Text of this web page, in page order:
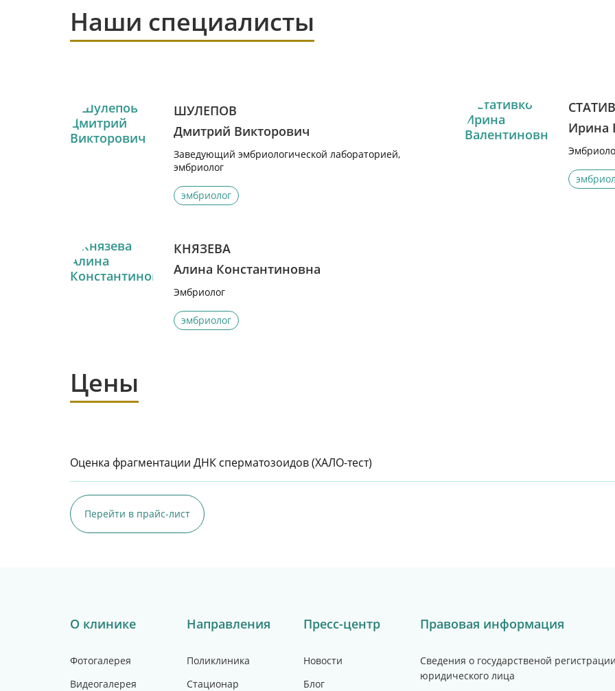
Наши специалисты
ШУЛЕПОВ
Дмитрий Викторович
Заведующий эмбриологической лабораторией,
эмбриолог
эмбриолог
Ирина
КНЯЗЕВА
Алина Константиновна
Эмбриолог
эмбриолог
Цены
Оценка фрагментации ДНК сперматозоидов (ХАЛО-тест)
Перейти в прайс-лист
О клинике
Фотогалерея
Видеогалерея
Направления
Поликлиника
Стационар
Пресс-центр
Новости
Блог
Правовая информация
Сведения о государственой регистрации
юридического лица